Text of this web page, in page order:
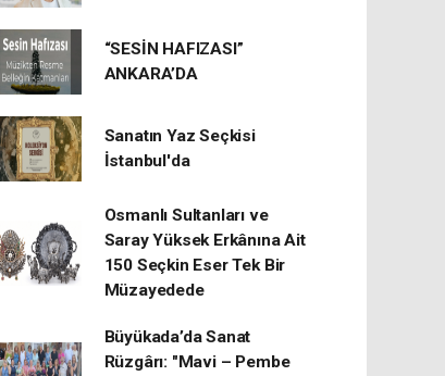
“SESİN HAFIZASI”
ANKARA’DA
Sanatın Yaz Seçkisi
İstanbul'da
Osmanlı Sultanları ve
Saray Yüksek Erkânına Ait
150 Seçkin Eser Tek Bir
Müzayedede
Büyükada’da Sanat
Rüzgârı: "Mavi – Pembe